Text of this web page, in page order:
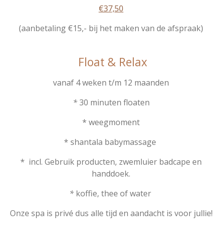
€37,50
(aanbetaling €15,- bij het maken van de afspraak)
Float & Relax
vanaf 4 weken t/m 12 maanden
*30 minuten floaten
* weegmoment
* shantala babymassage
* incl. Gebruik producten, zwemluier badcape en
handdoek.
* koffie, thee of water
Onze spa is privé dus alle tijd en aandacht is voor jullie!